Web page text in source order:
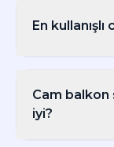
En
ve tam
kullanım için
Cam balkon
iyi?